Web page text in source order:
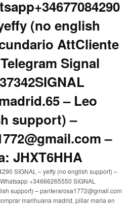
(no english
AttCliente
Signal
– Leo
support) –
–
JHXT6HHA
SIGNAL – yeffy (no english support) –
+34666265550 SIGNAL
support) – panterarosa1772@gmail.com
marihuana madrid, pillar maria en